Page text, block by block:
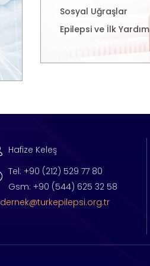
Sosyal Uğraşlar
Epilepsi ve İlk Yardım
Hafize Keleş
Tel: +90 (212) 529 77 80
Gsm: +90 (544) 625 32 58
dernek@turkepilepsi.org.tr